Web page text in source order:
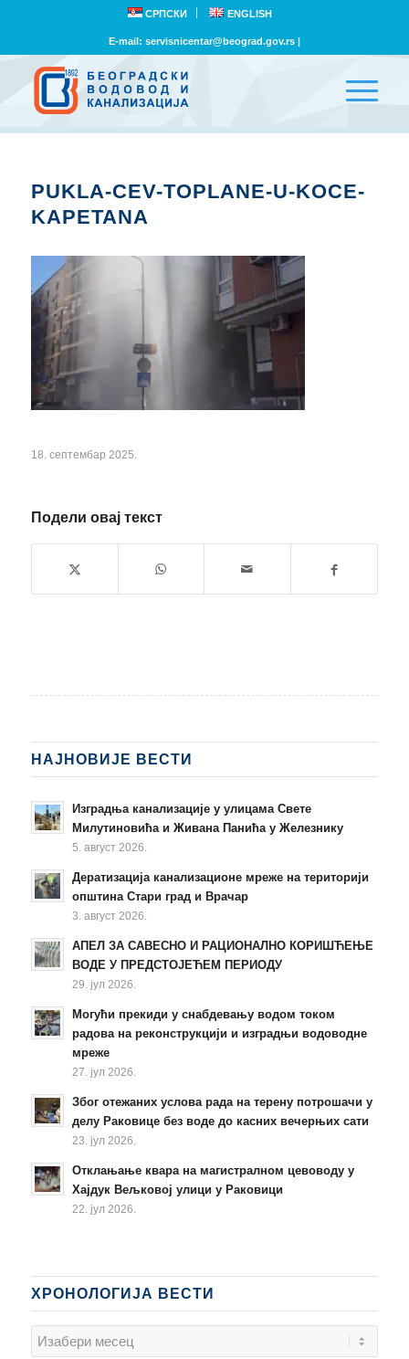
СРПСКИ ENGLISH
E-mail: servisnicentar@beograd.gov.rs|
PUKLA-CEV-TOPLANE-U-KOCE-
KAPETANA
18. септембар 2025.
Подели овај текст
НАЈНОВИЈЕ ВЕСТИ
Изградња канализације у улицама Свете
Милутиновића и Живана Панића у Железнику
5. август 2026.
Дератизација канализационе мреже на територији
општина Стари град и Врачар
3. август 2026.
АПЕЛ ЗА САВЕСНО И РАЦИОНАЛНО КОРИШЋЕЊЕ
ВОДЕ У ПРЕДСТОЈЕЋЕМ ПЕРИОДУ
29. јул 2026.
Могући прекиди у снабдевању водом током
радова на реконструкцији и изградњи водоводне
мреже
27. јул 2026.
Због отежаних услова рада на терену потрошачи у
делу Раковице без воде до касних вечерњих сати
23. јул 2026.
Отклањање квара на магистралном цевоводу у
Хајдук Вељковој улици у Раковици
22. јул 2026.
ХРОНОЛОГИЈА ВЕСТИ